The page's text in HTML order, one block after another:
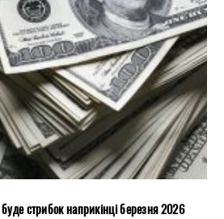
стрибок наприкінці березня 2026